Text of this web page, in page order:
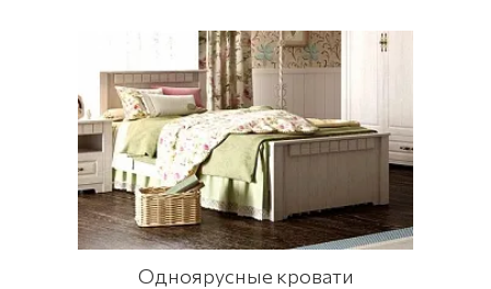
Одноярусные кровати